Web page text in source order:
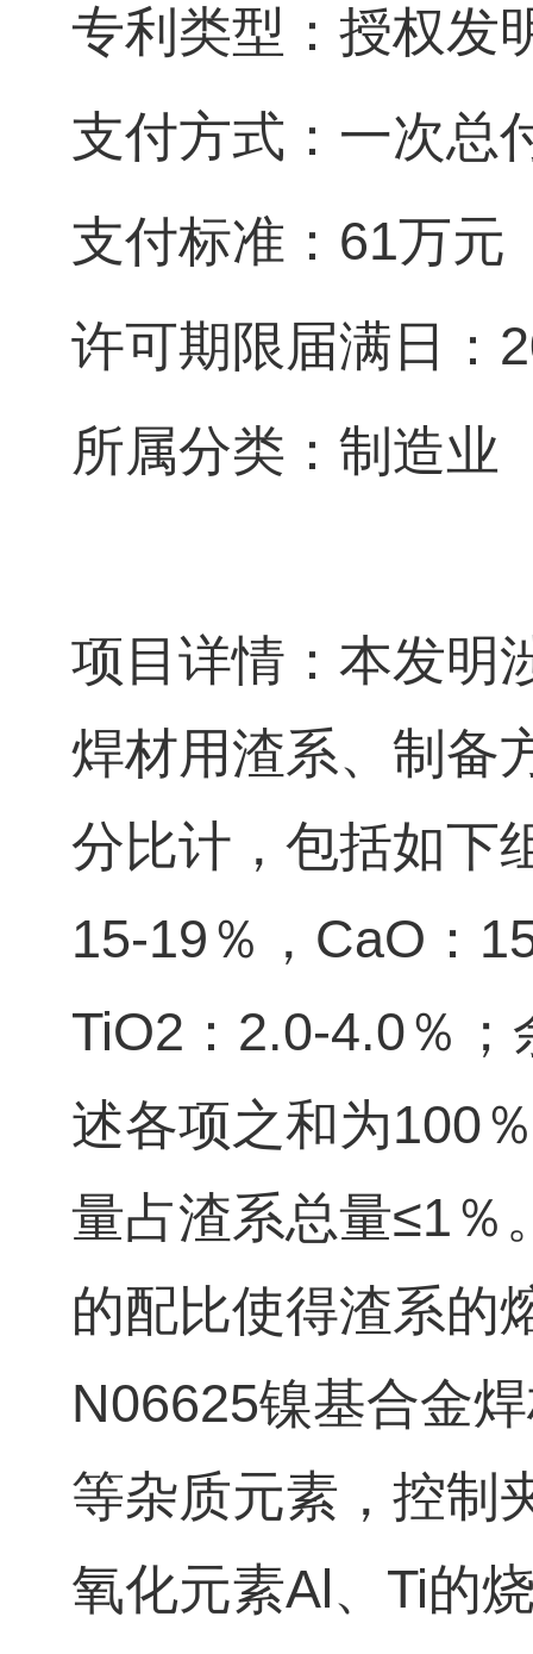
专利类型：授权发
支付方式：一次总
支付标准：61万元
许可期限届满日：
所属分类：制造业
项目详情：本发明
焊材用渣系、制备
分比计，包括如下
15‑19％，CaO：
TiO2：2.0‑4.0％
述各项之和为100
量占渣系总量≤1％
的配比使得渣系的
N06625镍基合金
等杂质元素，控制
氧化元素Al、Ti的